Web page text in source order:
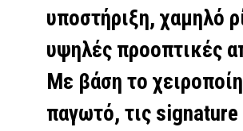
υποστήριξη, χαμηλό
υψηλές προοπτικές
Με βάση το
παγωτό, τις signature